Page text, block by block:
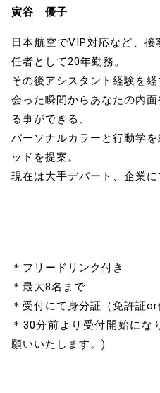
寅谷 優子
日本航空でVIP対応など、
任者として20年勤務。
その後アシスタント経験を
会った瞬間からあなたの内
る事ができる、
パーソナルカラーと行動学
ッドを提案。
現在は大手デパート、企業に
＊フリードリンク付き
＊最大8名まで
＊受付にて身分証（免許証
＊30分前より受付開始にな
願いいたします。)